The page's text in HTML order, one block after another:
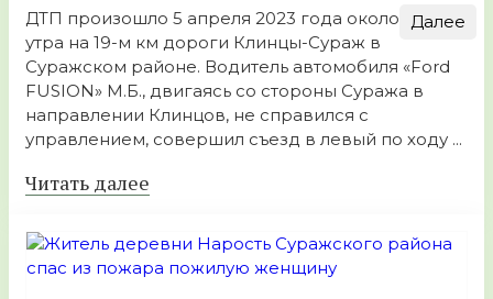
ДТП произошло 5 апреля 2023 года около 6.30
утра на 19-м км дороги Клинцы-Сураж в
Суражском районе. Водитель автомобиля «Ford
FUSION» М.Б., двигаясь со стороны Суража в
направлении Клинцов, не справился с
управлением, совершил съезд в левый по ходу ...
Читать далее
Далее